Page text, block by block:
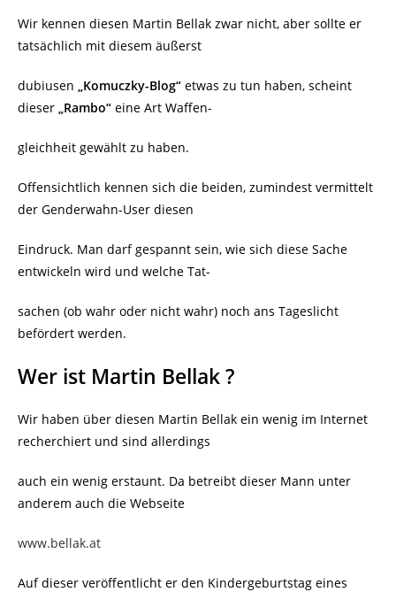
Wir kennen diesen Martin Bellak zwar nicht, aber sollte er
tatsächlich mit diesem äußerst
dubiusen „Komuczky-Blog“ etwas zu tun haben, scheint
dieser „Rambo“ eine Art Waffen-
gleichheit gewählt zu haben.
Offensichtlich kennen sich die beiden, zumindest vermittelt
der Genderwahn-User diesen
Eindruck. Man darf gespannt sein, wie sich diese Sache
entwickeln wird und welche Tat-
sachen (ob wahr oder nicht wahr) noch ans Tageslicht
befördert werden.
Wer ist Martin Bellak ?
Wir haben über diesen Martin Bellak ein wenig im Internet
recherchiert und sind allerdings
auch ein wenig erstaunt. Da betreibt dieser Mann unter
anderem auch die Webseite
www.bellak.at
Auf dieser veröffentlicht er den Kindergeburtstag eines